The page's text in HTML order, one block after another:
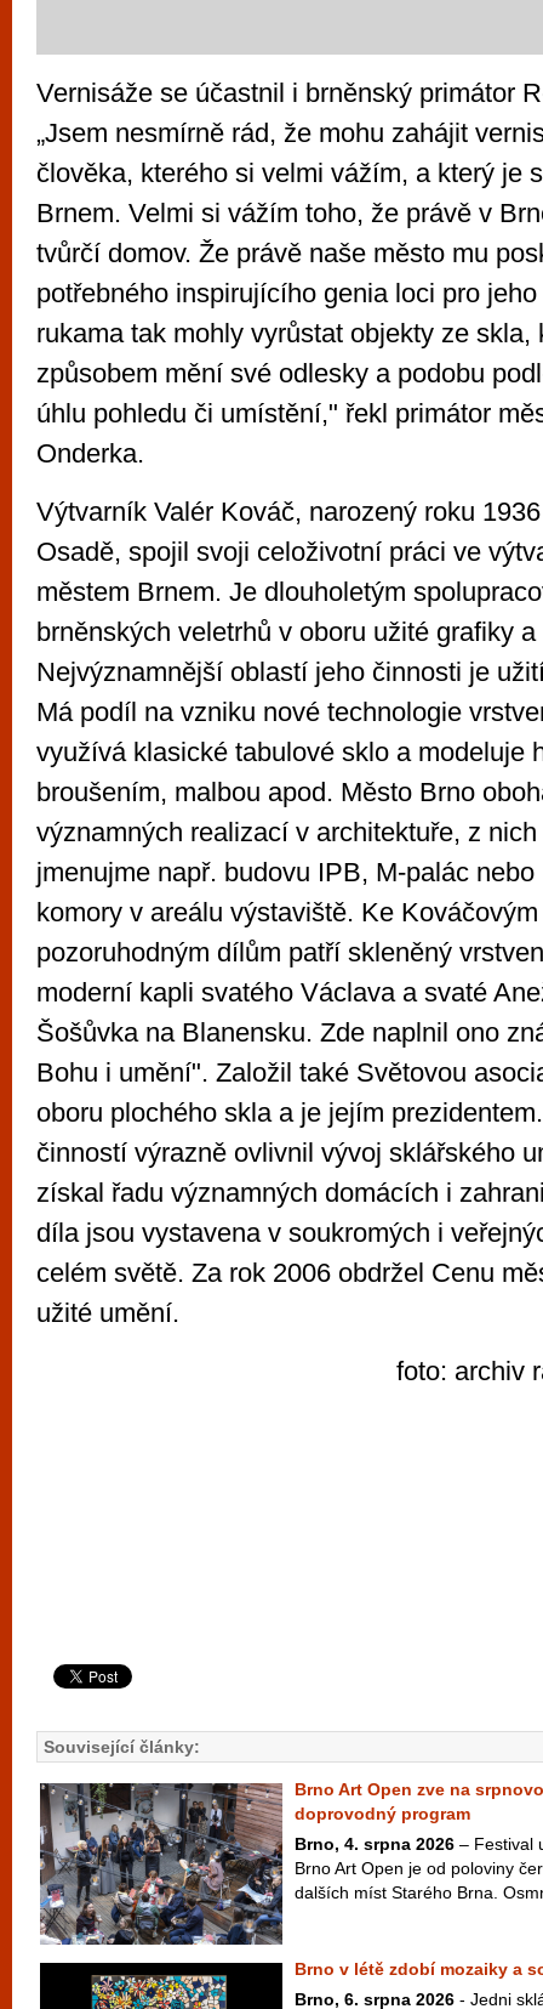
Vernisáže se účastnil i brněnský primátor
„Jsem nesmírně rád, že mohu zahájit
člověka, kterého si velmi vážím, a který je
Brnem. Velmi si vážím toho, že právě v
tvůrčí domov. Že právě naše město mu
potřebného inspirujícího genia loci pro
rukama tak mohly vyrůstat objekty ze skla,
způsobem mění své odlesky a podobu
úhlu pohledu či umístění," řekl primátor
Onderka.
Výtvarník Valér Kováč, narozený roku
Osadě, spojil svoji celoživotní práci ve
městem Brnem. Je dlouholetým
brněnských veletrhů v oboru užité grafiky
Nejvýznamnější oblastí jeho činnosti je
Má podíl na vzniku nové technologie
využívá klasické tabulové sklo a modeluje
broušením, malbou apod. Město Brno
významných realizací v architektuře, z
jmenujme např. budovu IPB, M-palác
komory v areálu výstaviště. Ke
pozoruhodným dílům patří skleněný
moderní kapli svatého Václava a svaté
Šošůvka na Blanensku. Zde naplnil ono
Bohu i umění". Založil také Světovou
oboru plochého skla a je jejím
činností výrazně ovlivnil vývoj sklářského
získal řadu významných domácích i
díla jsou vystavena v soukromých i
celém světě. Za rok 2006 obdržel Cenu
užité umění.
foto: archiv
Související články:
Brno Art Open zve na
doprovodný program
Brno, 4. srpna 2026 – Festival
Brno Art Open je od poloviny
dalších míst Starého Brna.
Brno v létě zdobí mozaiky a
Brno, 6. srpna 2026 - Jedni